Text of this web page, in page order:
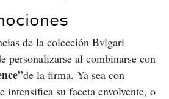
de la colección Bvlgari
personalizarse al combinarse con
de la firma. Ya sea con
su faceta envolvente, o